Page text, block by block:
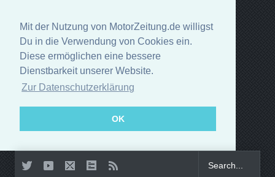
Mit der Nutzung von MotorZeitung.de willigst
Du in die Verwendung von Cookies ein.
Diese ermöglichen eine bessere
Dienstbarkeit unserer Website.
Zur Datenschutzerklärung
OK